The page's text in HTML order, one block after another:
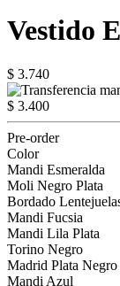
Vestido
$ 3.740
$ 3.400
Pre-order
Color
Mandi Esmeralda
Moli Negro Plata
Bordado
Mandi Fucsia
Mandi Lila Plata
Torino Negro
Madrid Plata Negro
Mandi Azul